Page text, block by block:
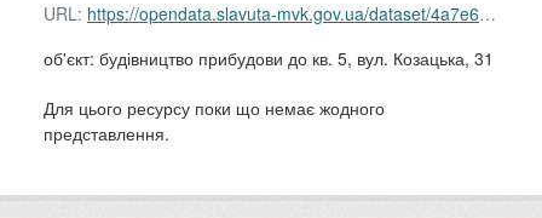
URL: https://opendata.slavuta-mvk.gov.ua/dataset/4a7e640f-3272-45f7-a0b5-a3ec2d1c7809/resource/69c52853-8667-42df-ab72-bbeb158b17a1/download/-68-107.pdf
об'єкт: будівництво прибудови до кв. 5, вул. Козацька, 31
Для цього ресурсу поки що немає жодного
представлення.